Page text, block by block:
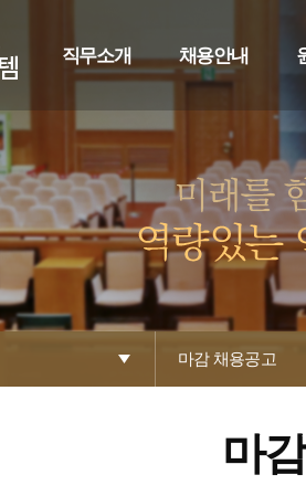
직무소개 채용안내
마감 채용공고
마